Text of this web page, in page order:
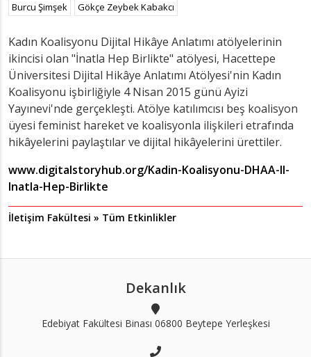
Burcu Şimşek
Gökçe Zeybek Kabakcı
Kadın Koalisyonu Dijital Hikâye Anlatımı atölyelerinin
ikincisi olan "İnatla Hep Birlikte" atölyesi, Hacettepe
Üniversitesi Dijital Hikâye Anlatımı Atölyesi'nin Kadın
Koalisyonu işbirliğiyle 4 Nisan 2015 günü Ayizi
Yayınevi'nde gerçekleşti. Atölye katılımcısı beş koalisyon
üyesi feminist hareket ve koalisyonla ilişkileri etrafında
hikâyelerini paylaştılar ve dijital hikâyelerini ürettiler.
www.digitalstoryhub.org/Kadin-Koalisyonu-DHAA-II-
Inatla-Hep-Birlikte
İletişim Fakültesi » Tüm Etkinlikler
Dekanlık
Edebiyat Fakültesi Binası 06800 Beytepe Yerleşkesi